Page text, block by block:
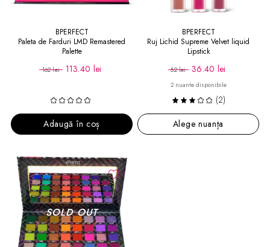
BPERFECT
Paleta de Farduri LMD Remastered
Palette
162 lei 113.40 lei
Adaugă în coș
BPERFECT
Ruj Lichid Supreme Velvet liquid
Lipstick
52 lei 36.40 lei
2 nuante disponibile
(2)
Alege nuanța